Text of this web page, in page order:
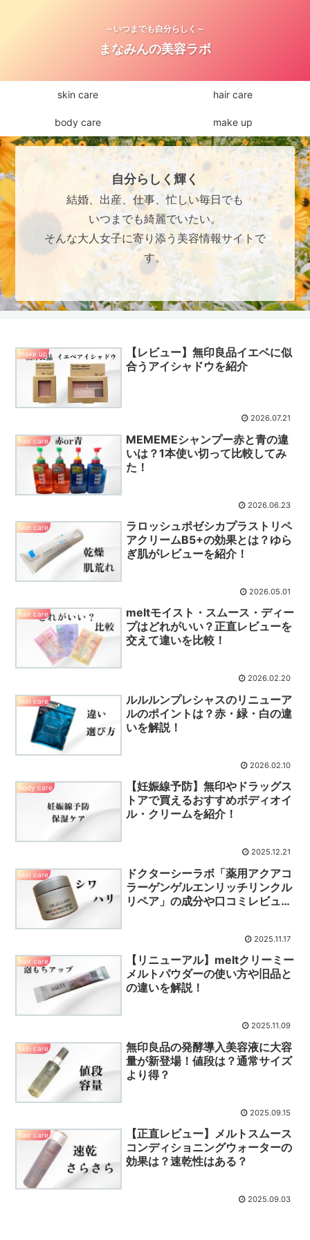
～いつまでも自分らしく～
まなみんの美容ラボ
skin care hair care
body care make up
自分らしく輝く
結婚、出産、仕事、忙しい毎日でも
いつまでも綺麗でいたい。
そんな大人女子に寄り添う美容情報サイトで
す。
make up
【レビュー】無印良品イエベに似
合うアイシャドウを紹介
2026.07.21
hair care
MEMEMEシャンプー赤と青の違
いは？1本使い切って比較してみ
た！
2026.06.23
skin care
ラロッシュポゼシカプラストリペ
アクリームB5+の効果とは？ゆら
ぎ肌がレビューを紹介！
2026.05.01
hair care
meltモイスト・スムース・ディー
プはどれがいい？正直レビューを
交えて違いを比較！
2026.02.20
skin care
ルルルンプレシャスのリニューア
ルのポイントは？赤・緑・白の違
いを解説！
2026.02.10
body care
【妊娠線予防】無印やドラッグス
トアで買えるおすすめボディオイ
ル・クリームを紹介！
2025.12.21
skin care
ドクターシーラボ「薬用アクアコ
ラーゲンゲルエンリッチリンクル
リペア」の成分や口コミレビュー
2025.11.17
hair care
【リニューアル】meltクリーミー
メルトパウダーの使い方や旧品と
の違いを解説！
2025.11.09
skin care
無印良品の発酵導入美容液に大容
量が新登場！値段は？通常サイズ
より得？
2025.09.15
hair care
【正直レビュー】メルトスムース
コンディショニングウォーターの
効果は？速乾性はある？
2025.09.03